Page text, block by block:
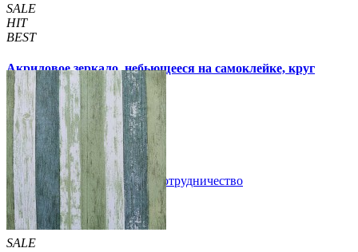
SALE
HIT
BEST
Акриловое зеркало, небьющееся на самоклейке, круг
330х330х2мм (750)
300 грн /шт 350 грн /шт
Купить В закладки Сотрудничество
SALE